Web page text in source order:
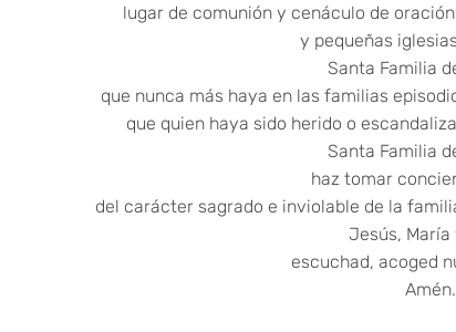
lugar de comunión y cenáculo de
y pequeñas
Santa Familia
que nunca más haya en las familias
que quien haya sido herido o
Santa Familia
haz tomar
del carácter sagrado e inviolable de la
Jesús, María
escuchad, acoged
Amén.